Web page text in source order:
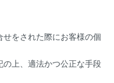
をされた際にお客様の個
上、適法かつ公正な手段